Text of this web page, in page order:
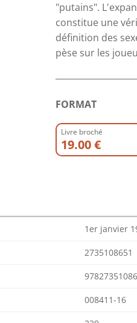
"putains".
constitue une
définition des
pèse sur les
FORMAT
Livre broché
19.00 €
1er janvier
2735108651
008411-16